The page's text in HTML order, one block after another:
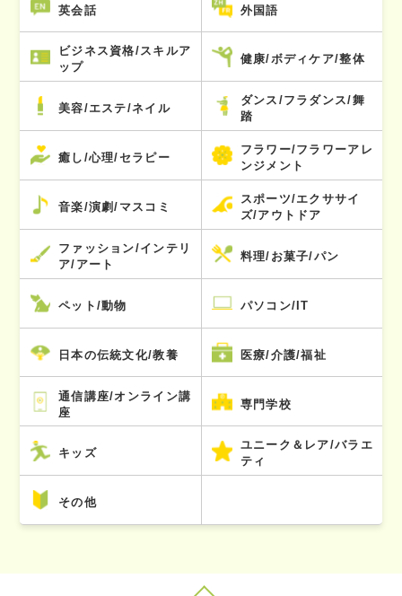
英会話 外国語
ビジネス資格/スキルア
ップ
健康/ボディケア/整体
美容/エステ/ネイル
ダンス/フラダンス/舞
踏
癒し/心理/セラピー
フラワー/フラワーアレ
ンジメント
音楽/演劇/マスコミ
スポーツ/エクササイ
ズ/アウトドア
ファッション/インテリ
ア/アート
料理/お菓子/パン
ペット/動物 パソコン/IT
日本の伝統文化/教養 医療/介護/福祉
通信講座/オンライン講
座
専門学校
キッズ
ユニーク＆レア/バラエ
ティ
その他